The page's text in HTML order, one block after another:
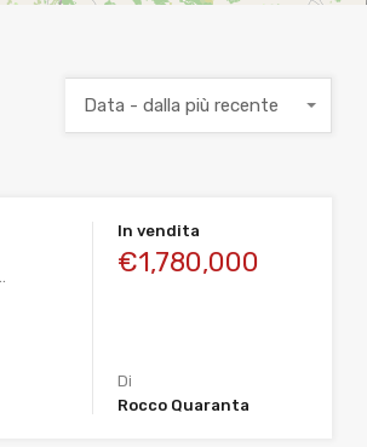
Data - dalla più recente
In vendita
€1,780,000
Di
Rocco Quaranta